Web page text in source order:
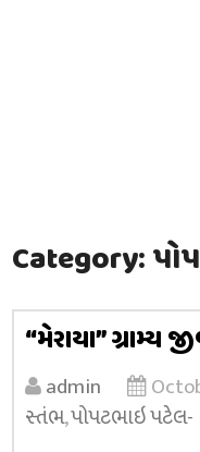
Category:
“મેરાયા” ગ્રામ્ય
admin
સ્તંભ,પોપટભાઇ પટેલ-